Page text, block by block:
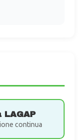
continua